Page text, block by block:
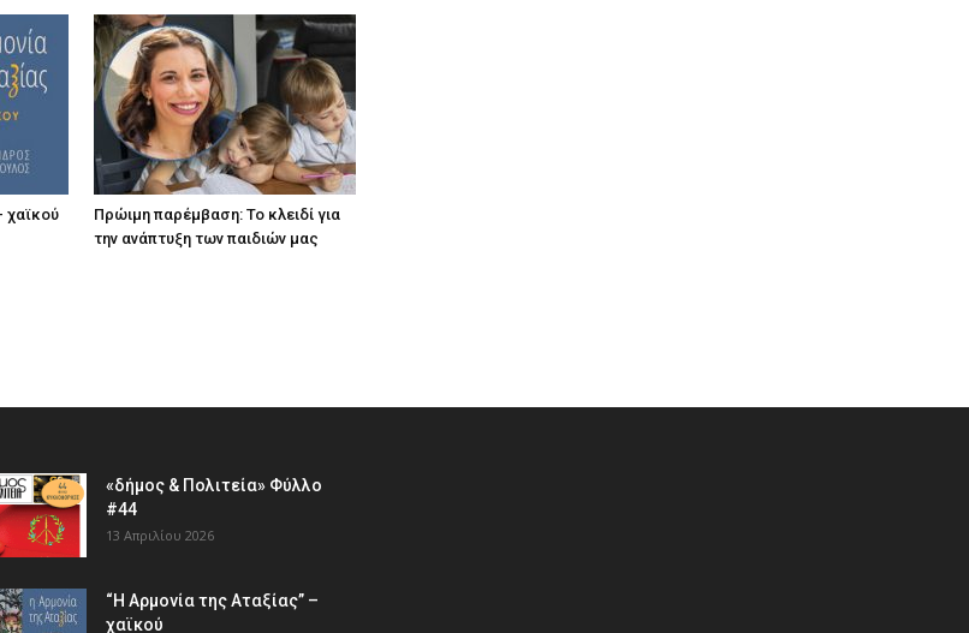
χαϊκού
Πρώιμη παρέμβαση: Το κλειδί για
την ανάπτυξη των παιδιών µας
«δήμος & Πολιτεία» Φύλλο
#44
13 Απριλίου 2026
“Η Αρμονία της Αταξίας” –
χαϊκού